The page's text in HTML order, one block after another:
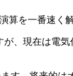
を一番速く
、現在は電